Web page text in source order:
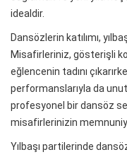
idealdir.
Dansözlerin katılımı,
Misafirleriniz, gösterişli
eğlencenin tadını
performanslarıyla da
profesyonel bir dansöz
misafirlerinizin
Yılbaşı partilerinde